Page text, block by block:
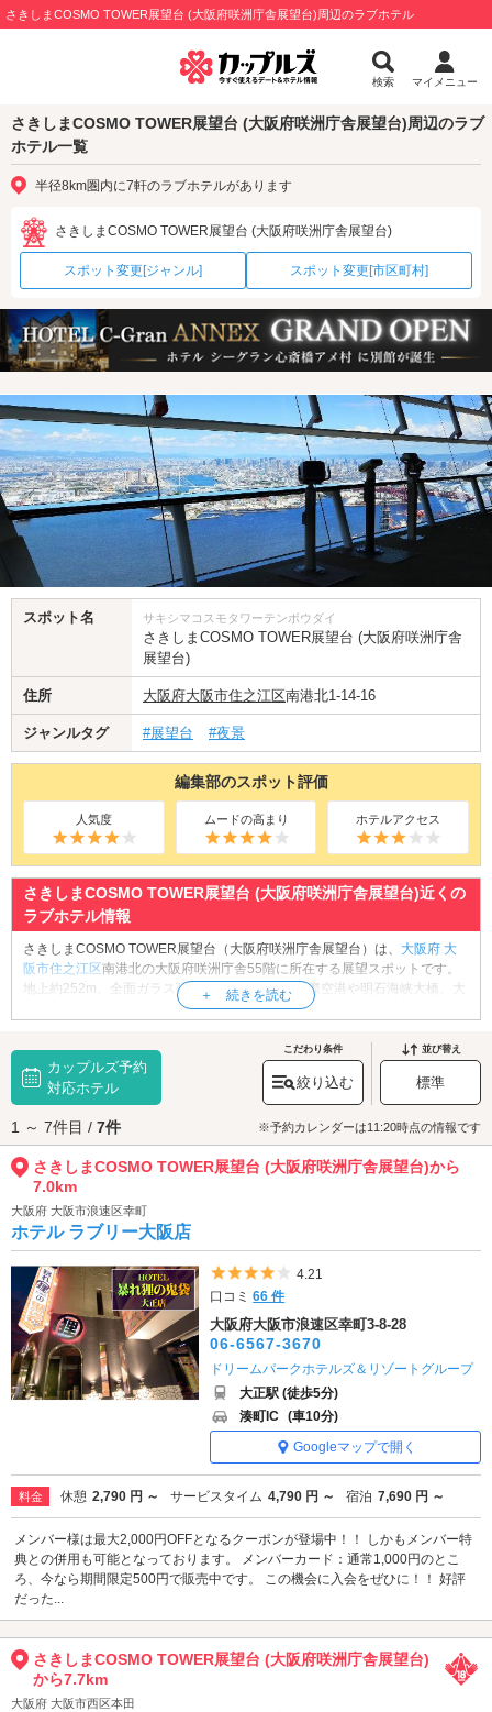
さきしまCOSMO TOWER展望台 (大阪府咲洲庁舎展望台)周辺のラブホテル
検索 マイメニュー
さきしまCOSMO TOWER展望台 (大阪府咲洲庁舎展望台)周辺のラブ
ホテル一覧
半径8km圏内に7軒のラブホテルがあります
さきしまCOSMO TOWER展望台 (大阪府咲洲庁舎展望台)
スポット変更[ジャンル] スポット変更[市区町村]
スポット名 サキシマコスモタワーテンボウダイ
さきしまCOSMO TOWER展望台 (大阪府咲洲庁舎
展望台)
住所 大阪府大阪市住之江区南港北1-14-16
ジャンルタグ #展望台 #夜景
編集部のスポット評価
人気度 ムードの高まり ホテルアクセス
さきしまCOSMO TOWER展望台 (大阪府咲洲庁舎展望台)近くの
ラブホテル情報
さきしまCOSMO TOWER展望台（大阪府咲洲庁舎展望台）は、 大阪府 大
阪市住之江区南港北の大阪府咲洲庁舎55階に所在する展望スポットです。
地上約252m、全面ガラス張りの空間から関西国際空港や明石海峡大橋、大
阪市街を一望可能。日本夜景遺産にも選出された大パノラマが魅力です。
に最適です。
さきしまCOSMO TOWER展望台（大阪府咲洲庁舎展望台）へは、
之江エリアのラブホテル
からもアクセスが便利です。
カップルズ予約
対応ホテル
こだわり条件
絞り込む
並び替え
標準
1 ～ 7件目 / 7件 ※予約カレンダーは11:20時点の情報です
さきしまCOSMO TOWER展望台 (大阪府咲洲庁舎展望台)から
7.0km
大阪府 大阪市浪速区幸町
ホテル ラブリー大阪店
5つ星のうち4
4.21
口コミ66 件
大阪府大阪市浪速区幸町3-8-28
06-6567-3670
ドリームパークホテルズ＆リゾートグループ
大正駅 (徒歩5分)
湊町IC (車10分)
Googleマップで開く
料金 休憩 2,790 円 ～ サービスタイム 4,790 円 ～ 宿泊 7,690 円 ～
メンバー様は最大2,000円OFFとなるクーポンが登場中！！ しかもメンバー特
典との併用も可能となっております。 メンバーカード：通常1,000円のとこ
ろ、今なら期間限定500円で販売中です。 この機会に入会をぜひに！！ 好評
だった...
さきしまCOSMO TOWER展望台 (大阪府咲洲庁舎展望台)
から7.7km
大阪府 大阪市西区本田